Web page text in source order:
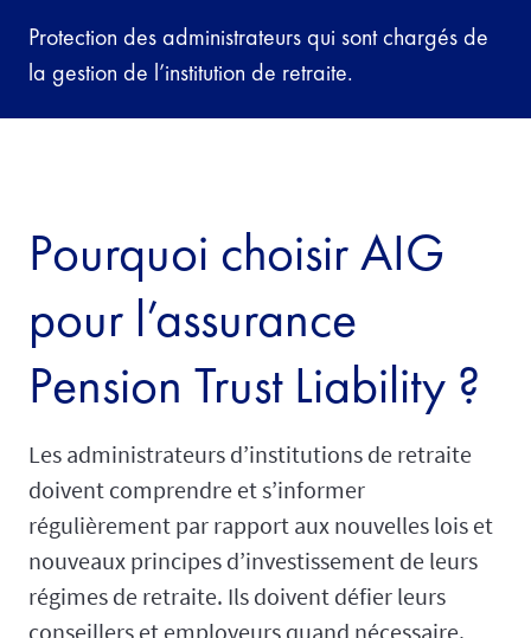
Protection des administrateurs qui sont chargés de
la gestion de l’institution de retraite.
Pourquoi choisir AIG
pour l’assurance
Pension Trust Liability ?
Les administrateurs d’institutions de retraite
doivent comprendre et s’informer
régulièrement par rapport aux nouvelles lois et
nouveaux principes d’investissement de leurs
régimes de retraite. Ils doivent défier leurs
conseillers et employeurs quand nécessaire.